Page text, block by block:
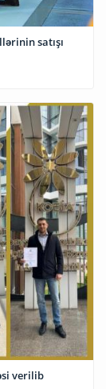
satışı
verilib